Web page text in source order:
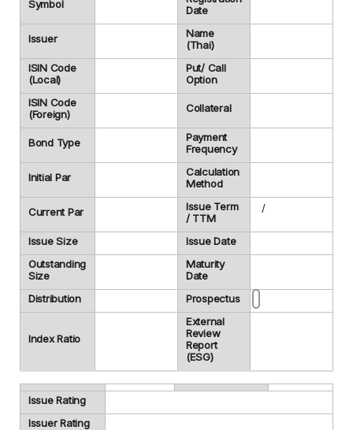
Symbol
Date
Issuer
Name
(Thai)
ISIN Code
(Local)
Put/ Call
Option
ISIN Code
(Foreign)
Collateral
Bond Type
Payment
Frequency
Initial Par
Calculation
Method
Current Par
Issue Term
/ TTM
/
Issue Size
Issue Date
Outstanding
Size
Maturity
Date
Distribution
Prospectus
Index Ratio
External
Review
Report
(ESG)
Issue Rating
Issuer Rating